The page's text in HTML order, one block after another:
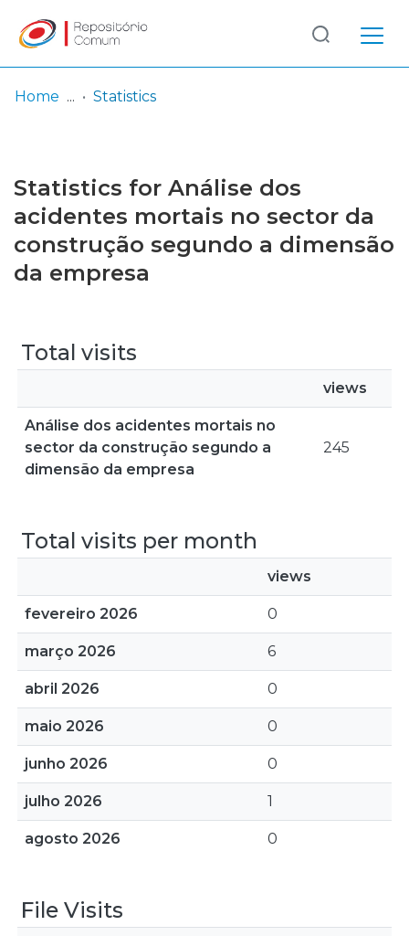
Browse repository
Entities
Log
In
(current)
Home Statistics
Statistics for Análise dos
acidentes mortais no sector da
construção segundo a dimensão
da empresa
Total visits
views
Análise dos acidentes mortais no
sector da construção segundo a
dimensão da empresa
245
Total visits per month
views
fevereiro 2026 0
março 2026 6
abril 2026 0
maio 2026 0
junho 2026 0
julho 2026 1
agosto 2026 0
File Visits